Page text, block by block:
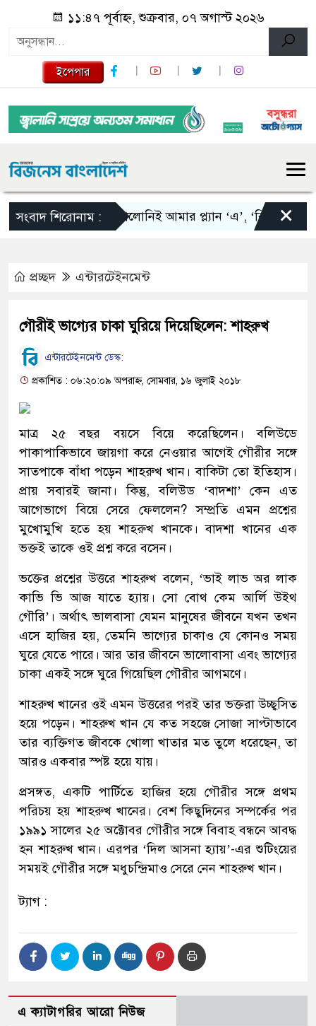
১১:৪৭ পূর্বাহ্ন, শুক্রবার, ০৭ অগাস্ট ২০২৬
ইপেপার
সংবাদ শিরোনাম :স্কালোনিই আমার প্ল্যান ‘এ’, ‘বি’ এবং ‘সি’:
×
প্রচ্ছদ এন্টারটেইনমেন্ট
গৌরীই ভাগ্যের চাকা ঘুরিয়ে দিয়েছিলেন: শাহরুখ
এন্টারটেইনমেন্ট ডেস্ক:
প্রকাশিত : ০৬:২০:০৯ অপরাহ্ন, সোমবার, ১৬ জুলাই ২০১৮
মাত্র ২৫ বছর বয়সে বিয়ে করেছিলেন। বলিউডে
পাকাপাকিভাবে জায়গা করে নেওয়ার আগেই গৌরীর সঙ্গে
সাতপাকে বাঁধা পড়েন শাহরুখ খান। বাকিটা তো ইতিহাস।
প্রায় সবারই জানা। কিন্তু, বলিউড ‘বাদশা’ কেন এত
আগেভাগে বিয়ে সেরে ফেললেন? সম্প্রতি এমন প্রশ্নের
মুখোমুখি হতে হয় শাহরুখ খানকে। বাদশা খানের এক
ভক্তই তাকে ওই প্রশ্ন করে বসেন।
ভক্তের প্রশ্নের উত্তরে শাহরুখ বলেন, ‘ভাই লাভ অর লাক
কাভি ভি আজ যাতে হ্যায়। সো বোথ কেম আর্লি উইথ
গৌরি’। অর্থাৎ ভালবাসা যেমন মানুষের জীবনে যখন তখন
এসে হাজির হয়, তেমনি ভাগ্যের চাকাও যে কোনও সময়
ঘুরে যেতে পারে। আর তার জীবনে ভালোবাসা এবং ভাগ্যের
চাকা একই সঙ্গে ঘুরে গিয়েছিল গৌরীর আগমণে।
শাহরুখ খানের ওই এমন উত্তরের পরই তার ভক্তরা উচ্ছ্বসিত
হয়ে পড়েন। শাহরুখ খান যে কত সহজে সোজা সাপ্টাভাবে
তার ব্যক্তিগত জীবকে খোলা খাতার মত তুলে ধরেছেন, তা
আরও একবার স্পষ্ট হয়ে যায়।
প্রসঙ্গত, একটি পার্টিতে হাজির হয়ে গৌরীর সঙ্গে প্রথম
পরিচয় হয় শাহরুখ খানের। বেশ কিছুদিনের সম্পর্কের পর
১৯৯১ সালের ২৫ অক্টোবর গৌরীর সঙ্গে বিবাহ বন্ধনে আবদ্ধ
হন শাহরুখ খান। এরপর ‘দিল আসনা হ্যায়’-এর শুটিংয়ের
সময়ই গৌরীর সঙ্গে মধুচন্দ্রিমাও সেরে নেন শাহরুখ খান।
ট্যাগ :
এ ক্যাটাগরির আরো নিউজ